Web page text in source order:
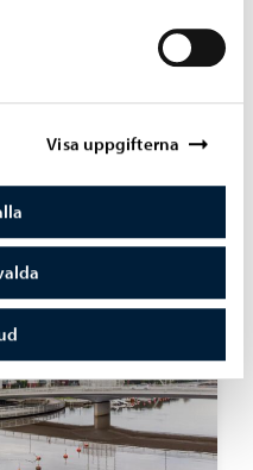
Visa uppgifterna
blockerar skadliga